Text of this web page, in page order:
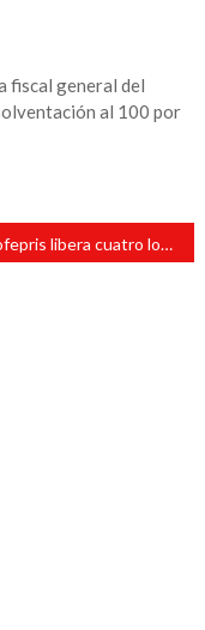
fiscal general del
al 100 por
Cofepris libera cuatro lotes con 2.3 millones de dosis de vacunas anti-Covid envasadas en México